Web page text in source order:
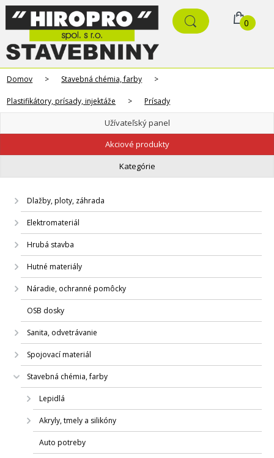
0
Domov > Stavebná chémia, farby >
Plastifikátory, prísady, injektáže > Prísady
Užívateľský panel
Akciové produkty
Kategórie
Dlažby, ploty, záhrada
Elektromateriál
Hrubá stavba
Hutné materiály
Náradie, ochranné pomôcky
OSB dosky
Sanita, odvetrávanie
Spojovací materiál
Stavebná chémia, farby
Lepidlá
Akryly, tmely a silikóny
Auto potreby